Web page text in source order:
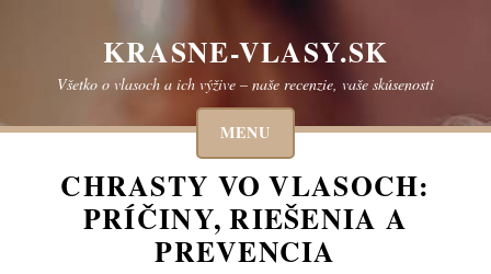
KRASNE-VLASY.SK
Všetko o vlasoch a ich výžive – naše recenzie, vaše skúsenosti
MENU
CHRASTY VO VLASOCH:
PRÍČINY, RIEŠENIA A
PREVENCIA